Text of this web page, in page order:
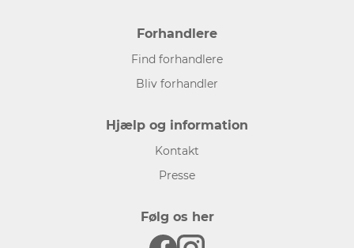
Forhandlere
Find forhandlere
Bliv forhandler
Hjælp og information
Kontakt
Presse
Følg os her